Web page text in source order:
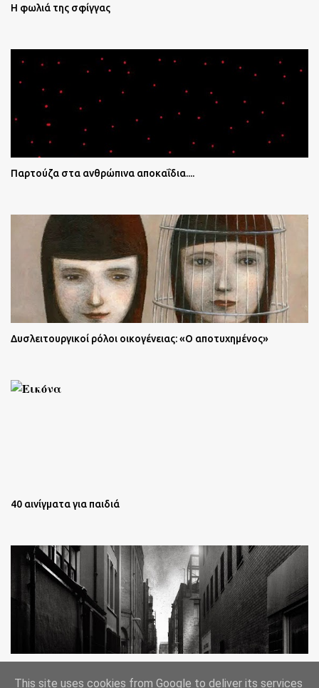
Η φωλιά της σφίγγας
Παρτούζα στα ανθρώπινα αποκαΐδια....
Δυσλειτουργικοί ρόλοι οικογένειας: «Ο αποτυχημένος»
40 αινίγματα για παιδιά
This site uses cookies from Google to deliver its services